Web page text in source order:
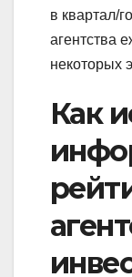
в квартал/
агентства
некоторых
Как